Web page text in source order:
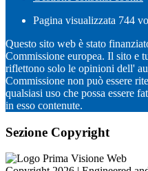
Pagina visualizzata 744
Questo sito web è stato
Commissione europea. Il sito e
riflettono solo le opinioni dell'
Commissione non può essere
qualsiasi uso che possa essere
in esso contenute.
Sezione Copyright